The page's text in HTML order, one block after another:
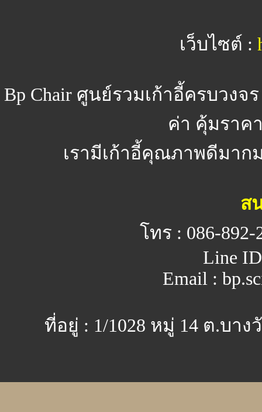
เว็บไซต์ :
Bp Chairศูนย์รวมเก้าอี้ครบวงจ
ค่า คุ้มราค
เรามีเก้าอี้คุณภาพดีมาก
ส
โทร : 086-892-
Line
Email :
ที่อยู่ : 1/1028 หมู่ 14 ต.บาง